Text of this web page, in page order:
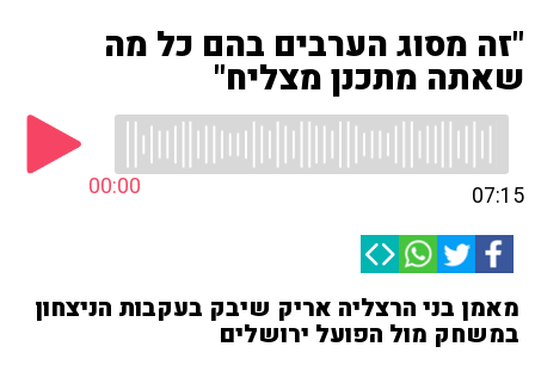
"זה מסוג הערבים בהם כל מה
שאתה מתכנן מצליח"
00:00 07:15
מאמן בני הרצליה אריק שיבק בעקבות הניצחון
במשחק מול הפועל ירושלים